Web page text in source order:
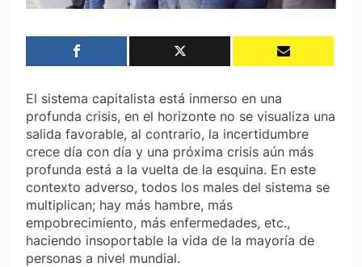
El sistema capitalista está inmerso en una
profunda crisis, en el horizonte no se visualiza una
salida favorable, al contrario, la incertidumbre
crece día con día y una próxima crisis aún más
profunda está a la vuelta de la esquina. En este
contexto adverso, todos los males del sistema se
multiplican; hay más hambre, más
empobrecimiento, más enfermedades, etc.,
haciendo insoportable la vida de la mayoría de
personas a nivel mundial.